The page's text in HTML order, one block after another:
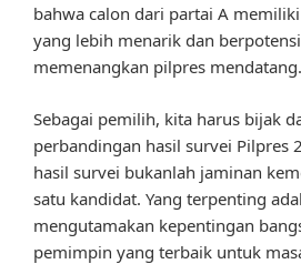
bahwa calon dari partai A
yang lebih menarik dan
memenangkan pilpres
Sebagai pemilih, kita harus bijak
perbandingan hasil survei Pilpres
hasil survei bukanlah jaminan
satu kandidat. Yang terpenting
mengutamakan kepentingan
pemimpin yang terbaik untuk